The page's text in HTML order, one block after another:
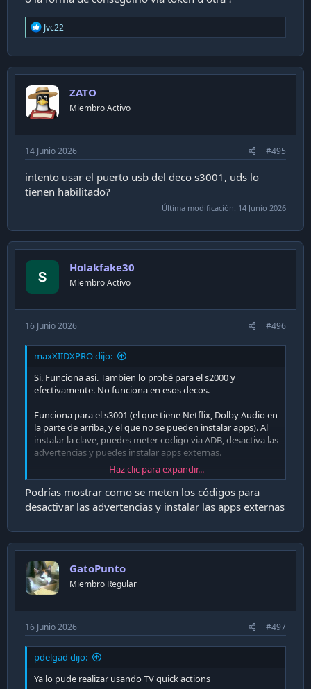
R
e
c
t
o
n
s
Jvc22
ZATO
Miembro Activo
14 Junio 2026 #495
intento usar el puerto usb del deco s3001, uds lo
tienen habilitado?
Última modificación: 14 Junio 2026
Holakfake30
Miembro Activo
16 Junio 2026 #496
maxXIIDXPRO dijo:
Si. Funciona asi. Tambien lo probé para el s2000 y
efectivamente. No funciona en esos decos.
Funciona para el s3001 (el que tiene Netflix, Dolby Audio en
la parte de arriba, y el que no se pueden instalar apps). Al
instalar la clave, puedes meter codigo via ADB, desactiva las
advertencias y puedes instalar apps externas.
Haz clic para expandir...
Podrías mostrar como se meten los códigos para
desactivar las advertencias y instalar las apps externas
GatoPunto
Miembro Regular
16 Junio 2026 #497
pdelgad dijo:
Ya lo pude realizar usando TV quick actions